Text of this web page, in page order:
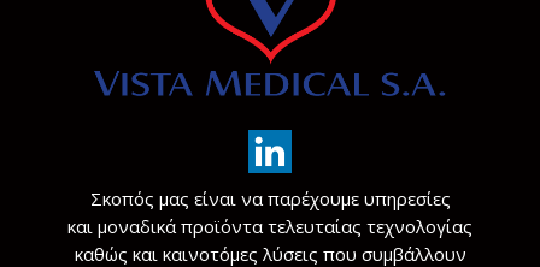
Σκοπός μας είναι να παρέχουμε υπηρεσίες
και μοναδικά προϊόντα τελευταίας τεχνολογίας
καθώς και καινοτόμες λύσεις που συμβάλλουν